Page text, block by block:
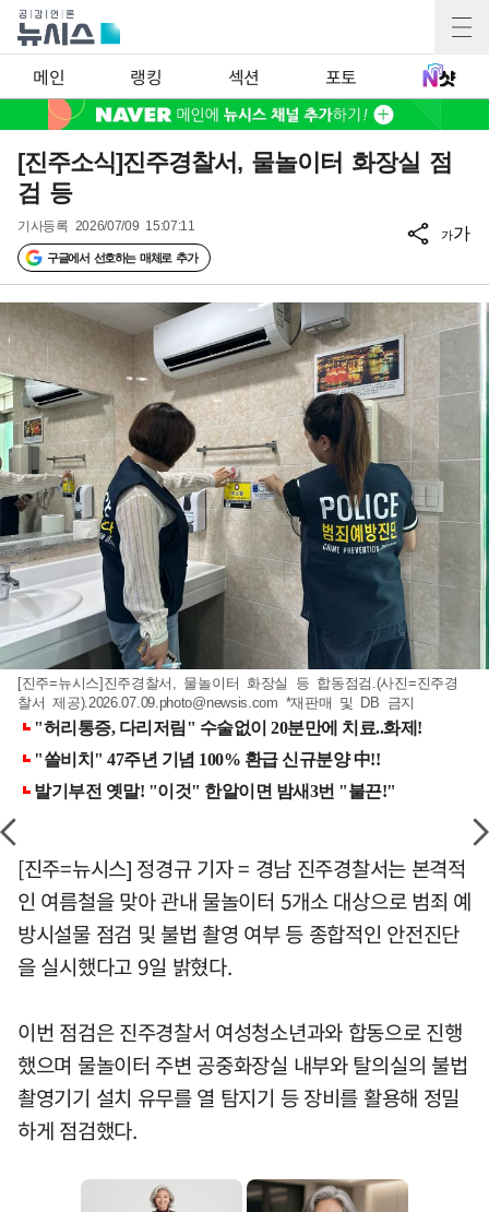
메인 랭킹 섹션 포토
[진주소식]진주경찰서, 물놀이터 화장실 점
검 등
기사등록 2026/07/09 15:07:11
구글에서 선호하는 매체로 추가
가가
[진주=뉴시스]진주경찰서, 물놀이터 화장실 등 합동점검.(사진=진주경
찰서 제공).2026.07.09.photo@newsis.com *재판매 및 DB 금지
[진주=뉴시스] 정경규 기자 = 경남 진주경찰서는 본격적
인 여름철을 맞아 관내 물놀이터 5개소 대상으로 범죄 예
방시설물 점검 및 불법 촬영 여부 등 종합적인 안전진단
을 실시했다고 9일 밝혔다.
이번 점검은 진주경찰서 여성청소년과와 합동으로 진행
했으며 물놀이터 주변 공중화장실 내부와 탈의실의 불법
촬영기기 설치 유무를 열 탐지기 등 장비를 활용해 정밀
하게 점검했다.